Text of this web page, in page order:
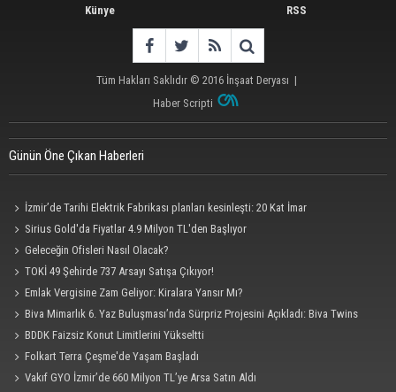
Künye
RSS
Tüm Hakları Saklıdır © 2016 İnşaat Deryası |
Haber Scripti
Günün Öne Çıkan Haberleri
İzmir’de Tarihi Elektrik Fabrikası planları kesinleşti: 20 Kat İmar
Sirius Gold'da Fiyatlar 4.9 Milyon TL'den Başlıyor
Geleceğin Ofisleri Nasıl Olacak?
TOKİ 49 Şehirde 737 Arsayı Satışa Çıkıyor!
Emlak Vergisine Zam Geliyor: Kiralara Yansır Mı?
Biva Mimarlık 6. Yaz Buluşması’nda Sürpriz Projesini Açıkladı: Biva Twins
BDDK Faizsiz Konut Limitlerini Yükseltti
Folkart Terra Çeşme'de Yaşam Başladı
Vakıf GYO İzmir’de 660 Milyon TL’ye Arsa Satın Aldı